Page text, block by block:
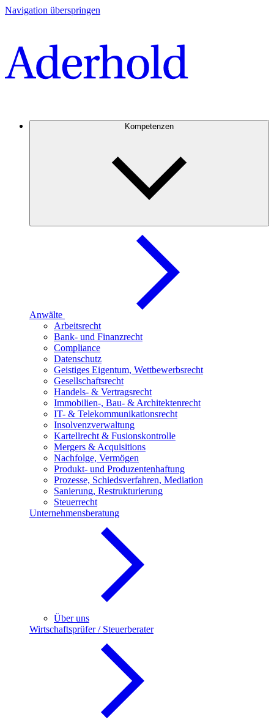
Navigation überspringen
Kompetenzen
Anwälte
Arbeitsrecht
Bank- und Finanzrecht
Compliance
Datenschutz
Geistiges Eigentum, Wettbewerbsrecht
Gesellschaftsrecht
Handels- & Vertragsrecht
Immobilien-, Bau- & Architektenrecht
IT- & Telekommunikationsrecht
Insolvenzverwaltung
Kartellrecht & Fusionskontrolle
Mergers & Acquisitions
Nachfolge, Vermögen
Produkt- und Produzentenhaftung
Prozesse, Schiedsverfahren, Mediation
Sanierung, Restrukturierung
Steuerrecht
Unternehmensberatung
Über uns
Wirtschaftsprüfer / Steuerberater